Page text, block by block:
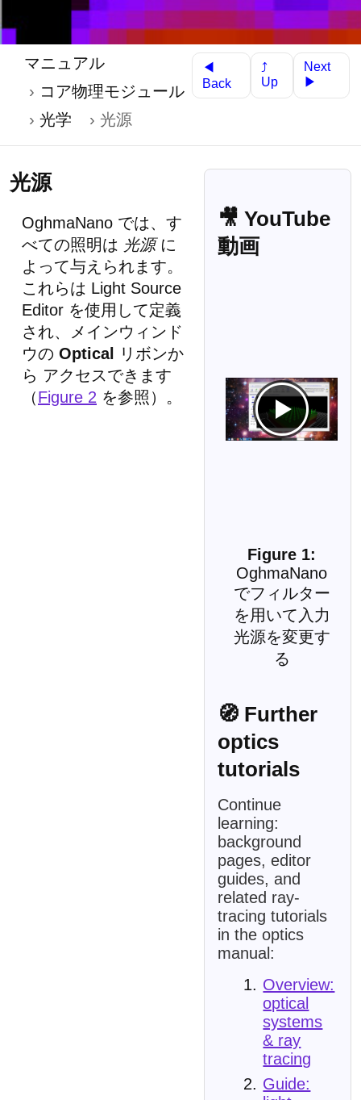
マニュアル
コア物理モジュール
光学
光源
◀
Back
⤴
Up
Next
▶
🎥 YouTube
動画
OghmaNano
でフィルター
を用いて入力
光源を変更す
る
🧭 Further
optics
tutorials
Continue
learning:
background
pages, editor
guides, and
related ray-
tracing tutorials
in the optics
manual:
Overview:
optical
systems
& ray
tracing
Guide:
光源
OghmaNano では、す
べての照明は 光源に
よって与えられます。
これらは Light Source
Editor を使用して定義
され、メインウィンド
ウの Optical
リボンか
ら アクセスできます
（Figure 2 を参照）。